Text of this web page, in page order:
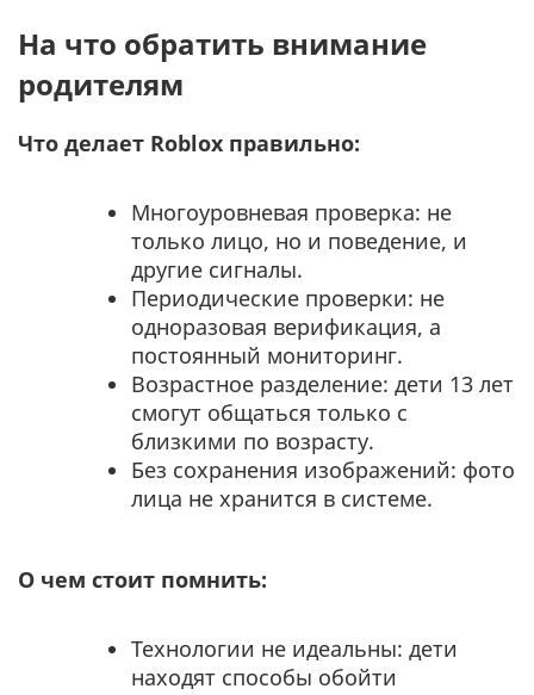
На что обратить внимание
родителям
Что делает Roblox правильно:
Многоуровневая проверка: не
только лицо, но и поведение, и
другие сигналы.
Периодические проверки: не
одноразовая верификация, а
постоянный мониторинг.
Возрастное разделение: дети 13 лет
смогут общаться только с
близкими по возрасту.
Без сохранения изображений: фото
лица не хранится в системе.
О чем стоит помнить:
Технологии не идеальны: дети
находят способы обойти